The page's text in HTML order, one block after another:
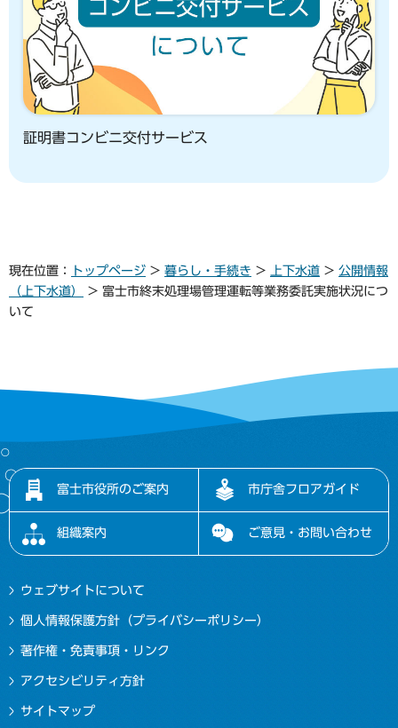
証明書コンビニ交付サービス
現在位置： トップページ > 暮らし・手続き > 上下水道 > 公開情報
（上下水道）
> 富士市終末処理場管理運転等業務委託実施状況につ
いて
富士市役所のご案内 市庁舎フロアガイド
組織案内 ご意見・お問い合わせ
ウェブサイトについて
個人情報保護方針（プライバシーポリシー）
著作権・免責事項・リンク
アクセシビリティ方針
サイトマップ